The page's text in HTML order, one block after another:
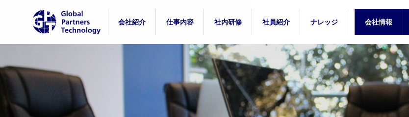
会社紹介 仕事内容
社員の一日
入社後のギャップ
社内研修
新人研修
中堅研修
社員紹介
新卒入社
中途入社
ナレッジ
教訓
能力開発
会社情報